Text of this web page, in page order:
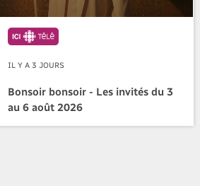
IL Y A 3 JOURS
Bonsoir bonsoir - Les invités du 3
au 6 août 2026